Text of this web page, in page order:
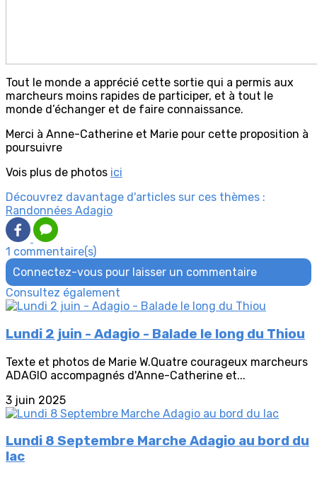
Tout le monde a apprécié cette sortie qui a permis aux
marcheurs moins rapides de participer, et à tout le
monde d’échanger et de faire connaissance.
Merci à Anne-Catherine et Marie pour cette proposition à
poursuivre
Vois plus de photos ici
Découvrez davantage d'articles sur ces thèmes :
Randonnées Adagio
1 commentaire(s)
Connectez-vous pour laisser un commentaire
Consultez également
Lundi 2 juin - Adagio - Balade le long du Thiou
Texte et photos de Marie W.Quatre courageux marcheurs
ADAGIO accompagnés d'Anne-Catherine et...
3 juin 2025
Lundi 8 Septembre Marche Adagio au bord du
lac